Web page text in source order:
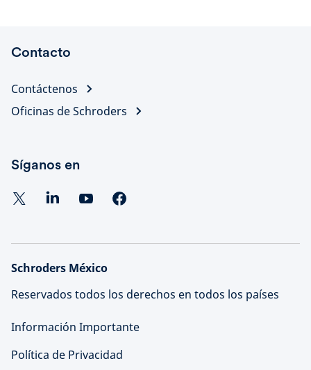
Contacto
Contáctenos
Oficinas de Schroders
Síganos en
Schroders México
Reservados todos los derechos en todos los países
Información Importante
Política de Privacidad